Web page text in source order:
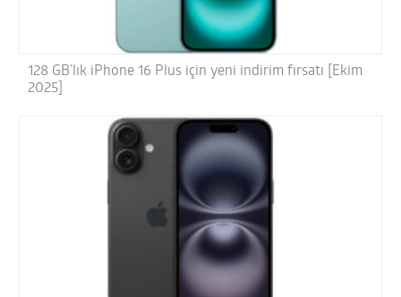
128 GB’lık iPhone 16 Plus için yeni indirim fırsatı [Ekim
2025]